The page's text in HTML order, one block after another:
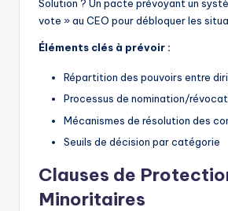
Solution ? Un pacte prévoyant un
vote » au CEO pour débloquer les
Éléments clés à prévoir :
Répartition des pouvoirs entre
Processus de nomination/
Mécanismes de résolution des
Seuils de décision par catégorie
Clauses de
Minoritaires